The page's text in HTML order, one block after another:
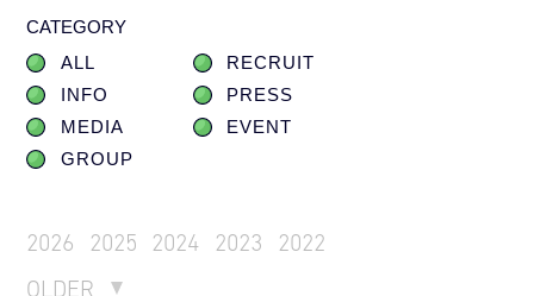
CATEGORY
ALL
RECRUIT
INFO
PRESS
MEDIA
EVENT
GROUP
2026 2025 2024 2023
2022
OLDER